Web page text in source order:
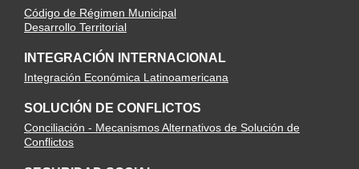
Código de Régimen Municipal
Desarrollo Territorial
INTEGRACIÓN INTERNACIONAL
Integración Económica Latinoamericana
SOLUCIÓN DE CONFLICTOS
Conciliación - Mecanismos Alternativos de Solución de
Conflictos